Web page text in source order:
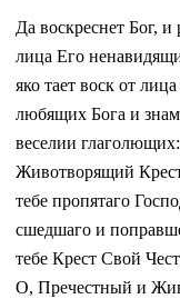
Да воскреснет Бог, и
лица Его
яко тает воск от
любящих Бога и
веселии
Животворящий
тебе пропятаго
сшедшаго и
тебе Крест Свой
О, Пречестный и